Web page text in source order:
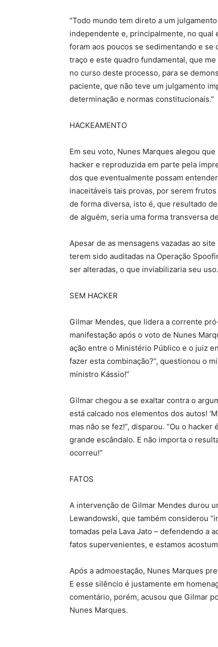
“Todo mundo tem direto a um
independente e, principalmente, no
foram aos poucos se sedimentando e se
traço e este quadro fundamental, que
no curso deste processo, para se
paciente, que não teve um julgamento
determinação e normas constitucionais.”
HACKEAMENTO
Em seu voto, Nunes Marques alegou
hacker e reproduzida em parte pela
dos que eventualmente possam
inaceitáveis tais provas, por serem
de forma diversa, isto é, que resultado
de alguém, seria uma forma transversa
Apesar de as mensagens vazadas ao
terem sido auditadas na Operação
ser alteradas, o que inviabilizaria seu uso.
SEM HACKER
Gilmar Mendes, que lidera a corrente
manifestação após o voto de Nunes
ação entre o Ministério Público e o juiz
fazer esta combinação?”, questionou o
ministro Kássio!”
Gilmar chegou a se exaltar contra o
está calcado nos elementos dos autos!
mas não se fez!”, disparou. “Ou o
grande escândalo. E não importa o
ocorreu!”
FATOS
A intervenção de Gilmar Mendes durou
Lewandowski, que também considerou
tomadas pela Lava Jato – defendendo a
fatos supervenientes, e estamos
Após a admoestação, Nunes Marques
E esse silêncio é justamente em
comentário, porém, acusou que Gilmar
Nunes Marques.